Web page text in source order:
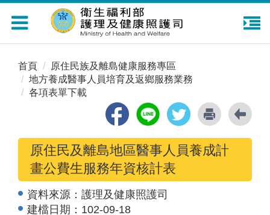
Toggle
navigation
首頁
原住民族及離島健康服務專區
地方養成醫事人員培育及返鄉服務業務
各項表單下載
原住民及離島地區醫事人員養成計
畫公費生服務年資核計表
資料來源： 護理及健康照護司
建檔日期： 102-09-18